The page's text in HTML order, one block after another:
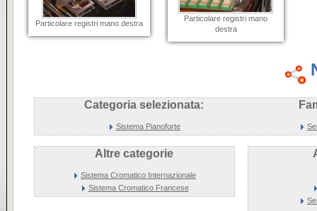
Particolare registri mano destra
Particolare registri mano
destra
Categoria selezionata:
Sistema Pianoforte
Altre categorie
Sistema Cromatico Internazionale
Sistema Cromatico Francese